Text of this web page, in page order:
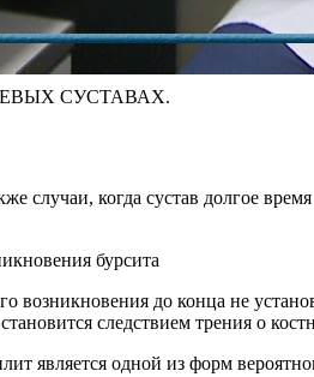
СУСТАВАХ.
случаи, когда сустав долгое
до конца не
следствием трения о
является одной из форм